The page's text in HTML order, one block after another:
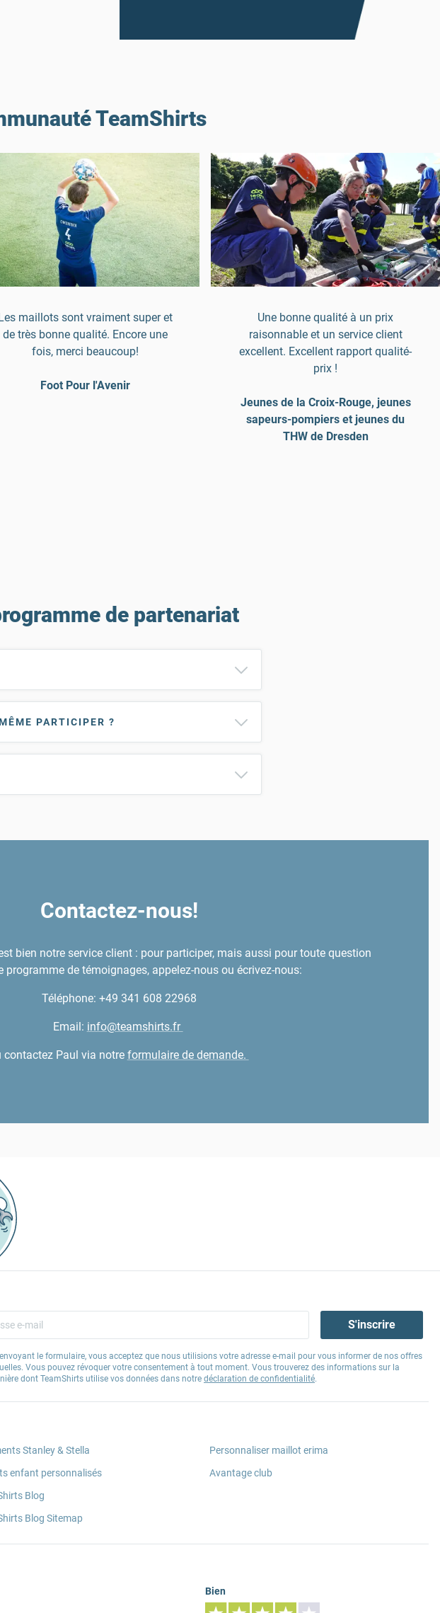
TeamShirts
maillots sont vraiment super et
de très bonne qualité. Encore une
fois, merci beaucoup!
Foot Pour l'Avenir
Une bonne qualité à un prix
raisonnable et un service client
excellent. Excellent rapport qualité-
prix !
Jeunes de la Croix-Rouge, jeunes
sapeurs-pompiers et jeunes du
THW de Dresden
de partenariat
PARTICIPER ?
Contactez-nous!
bien notre service client : pour participer, mais aussi pour toute question
programme de témoignages, appelez-nous ou écrivez-nous:
Téléphone: +49 341 608 22968
Email: info@teamshirts.fr
contactez Paul via notre formulaire de demande.
S'inscrire
le formulaire, vous acceptez que nous utilisions votre adresse e-mail pour vous informer de nos offres
Vous pouvez révoquer votre consentement à tout moment. Vous trouverez des informations sur la
dont TeamShirts utilise vos données dans notre déclaration de confidentialité.
Stanley & Stella
enfant personnalisés
Blog
Blog Sitemap
Personnaliser maillot erima
Avantage club
Bien